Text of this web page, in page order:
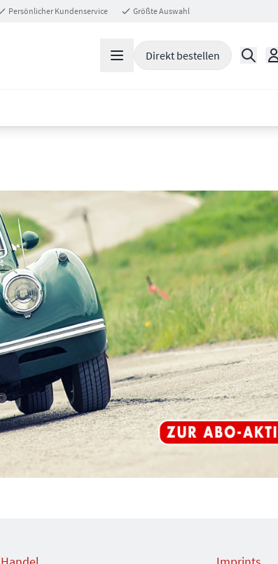
Persönlicher Kundenservice Größte Auswahl
Direkt bestellen Suche